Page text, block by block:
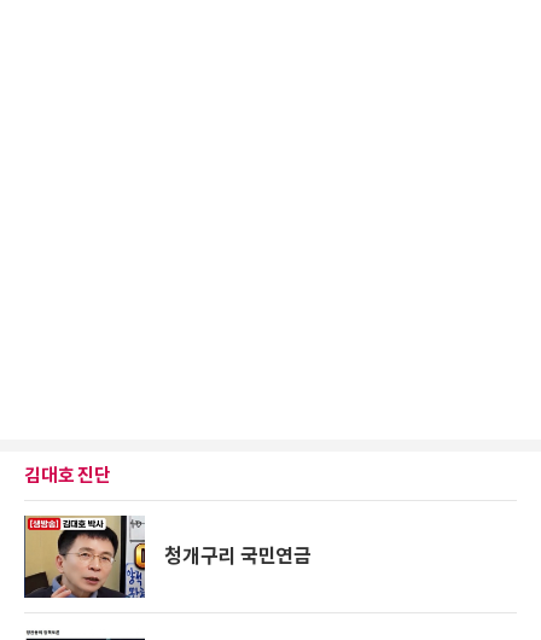
김대호 진단
청개구리 국민연금